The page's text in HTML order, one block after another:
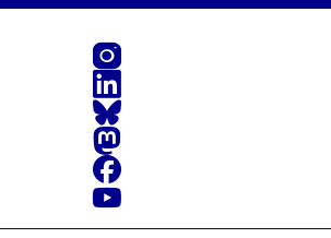
Instagram
LinkedIn
Bluesky
Mastodon
Facebook
Youtube